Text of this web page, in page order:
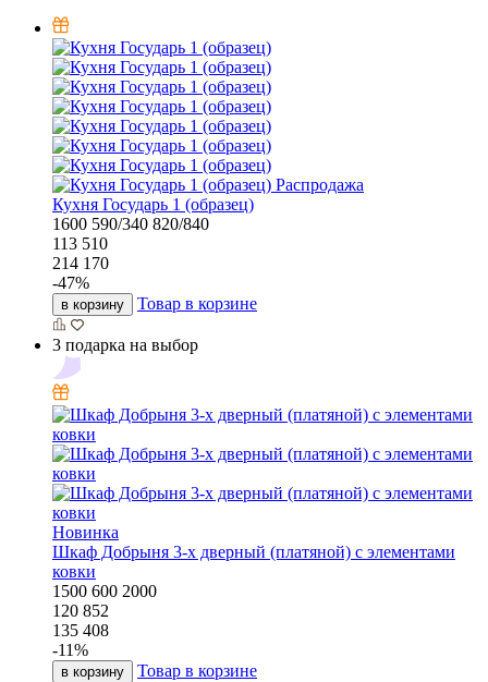
Распродажа
Кухня Государь 1 (образец)
1600 590/340 820/840
113 510
214 170
-47%
в корзину Товар в корзине
3 подарка на выбор
Новинка
Шкаф Добрыня 3-х дверный (платяной) с элементами
ковки
1500 600 2000
120 852
135 408
-11%
в корзину Товар в корзине